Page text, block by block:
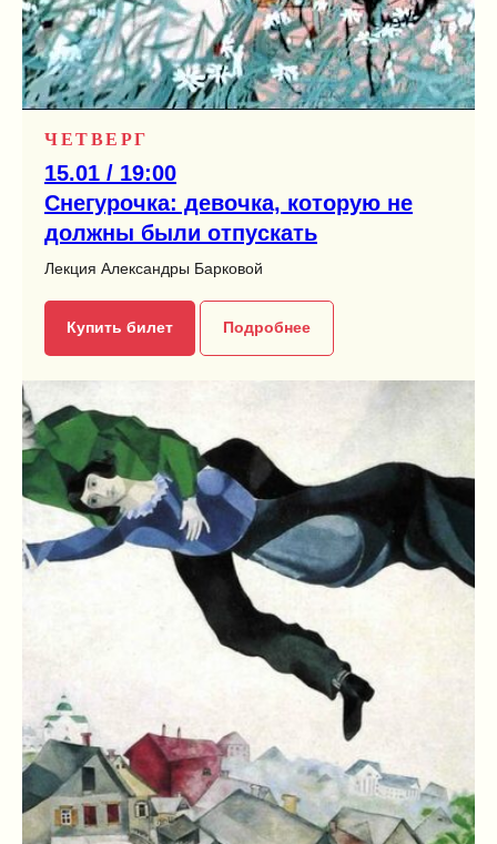
ЧЕТВЕРГ
15.01 / 19:00
Снегурочка: девочка, которую не
должны были отпускать
Лекция Александры Барковой
Купить билет Подробнее